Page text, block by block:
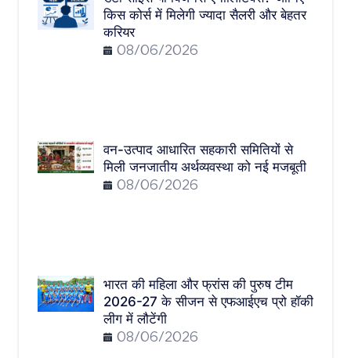
किस कोर्स में मिलेगी ज्यादा सैलरी और बेहतर
करियर
08/06/2026
वन-उत्पाद आधारित सहकारी समितियों से
मिली जनजातीय अर्थव्यवस्था को नई मजबूती
08/06/2026
भारत की महिला और फ्रांस की पुरुष टीम
2026-27 के सीजन से एफआईएच प्रो हॉकी
लीग में लौटेंगी
08/06/2026